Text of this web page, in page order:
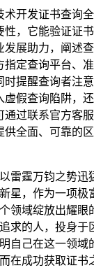
术开发证书查询
性，它能验证证
发展助力，阐述
指定查询平台、
时提醒查询者注
虚假查询陷阱，
过联系官方客服
供全面、可靠的
雷霆万钧之势迅
星，作为一项极
领域绽放出耀眼
求的人，投身于
自己在这一领域
在成功获取证书